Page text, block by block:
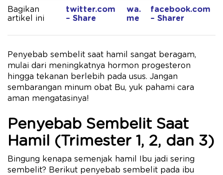
Bagikan
artikel ini
twitter.com
– Share
wa.
me
facebook.com
– Sharer
Penyebab sembelit saat hamil sangat beragam,
mulai dari meningkatnya hormon progesteron
hingga tekanan berlebih pada usus. Jangan
sembarangan minum obat Bu, yuk pahami cara
aman mengatasinya!
Penyebab Sembelit Saat
Hamil (Trimester 1, 2, dan 3)
Bingung kenapa semenjak hamil Ibu jadi sering
sembelit? Berikut penyebab sembelit pada ibu